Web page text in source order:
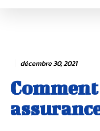
décembre 30, 2021